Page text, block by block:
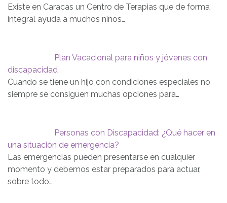
Existe en Caracas un Centro de Terapias que de forma
integral ayuda a muchos niños…
Plan Vacacional para niños y jóvenes con
discapacidad
Cuando se tiene un hijo con condiciones especiales no
siempre se consiguen muchas opciones para…
Personas con Discapacidad: ¿Qué hacer en
una situación de emergencia?
Las emergencias pueden presentarse en cualquier
momento y debemos estar preparados para actuar,
sobre todo…